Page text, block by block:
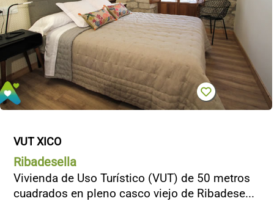
VUT XICO
Ribadesella
Vivienda de Uso Turístico (VUT) de 50 metros
cuadrados en pleno casco viejo de Ribadese...